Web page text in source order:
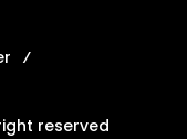
reserved